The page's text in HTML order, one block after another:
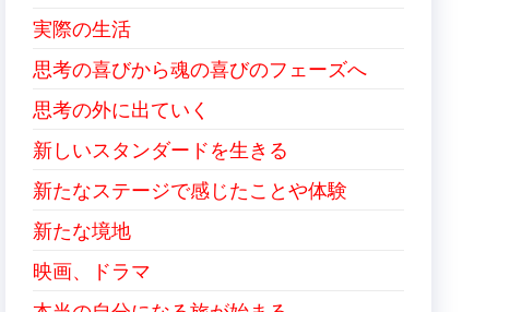
実際の生活
思考の喜びから魂の喜びのフェーズへ
思考の外に出ていく
新しいスタンダードを生きる
新たなステージで感じたことや体験
新たな境地
映画、ドラマ